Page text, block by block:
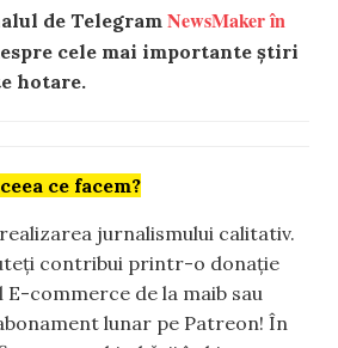
de Telegram NewsMaker în
cele mai importante știri
hotare.
ce facem?
jurnalismului calitativ.
contribui printr-o donație
commerce de la maib sau
lunar pe Patreon! În